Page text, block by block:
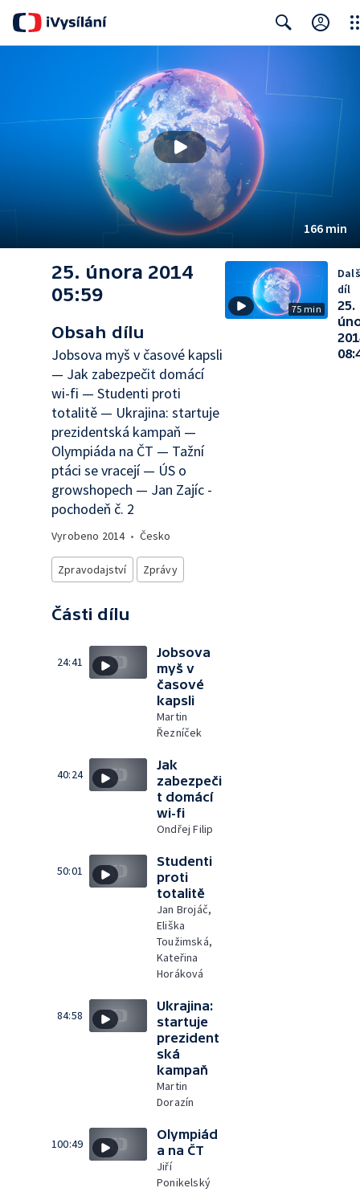
166 min
25. února 2014
05:59
Obsah dílu
Jobsova myš v časové kapsli
— Jak zabezpečit domácí
wi-fi — Studenti proti
totalitě — Ukrajina: startuje
prezidentská kampaň —
Olympiáda na ČT — Tažní
ptáci se vracejí — ÚS o
growshopech — Jan Zajíc -
pochodeň č. 2
Vyrobeno 2014• Česko
Zpravodajství Zprávy
Části dílu
24:41
Jobsova
myš v
časové
kapsli
Martin
Řezníček
40:24
Jak
zabezpeči
t domácí
wi-fi
Ondřej Filip
50:01
Studenti
proti
totalitě
Jan Brojáč,
Eliška
Toužimská,
Kateřina
Horáková
84:58
Ukrajina:
startuje
prezident
ská
kampaň
Martin
Dorazín
100:49
Olympiád
a na ČT
Jiří
Ponikelský
75 min
díl
25.